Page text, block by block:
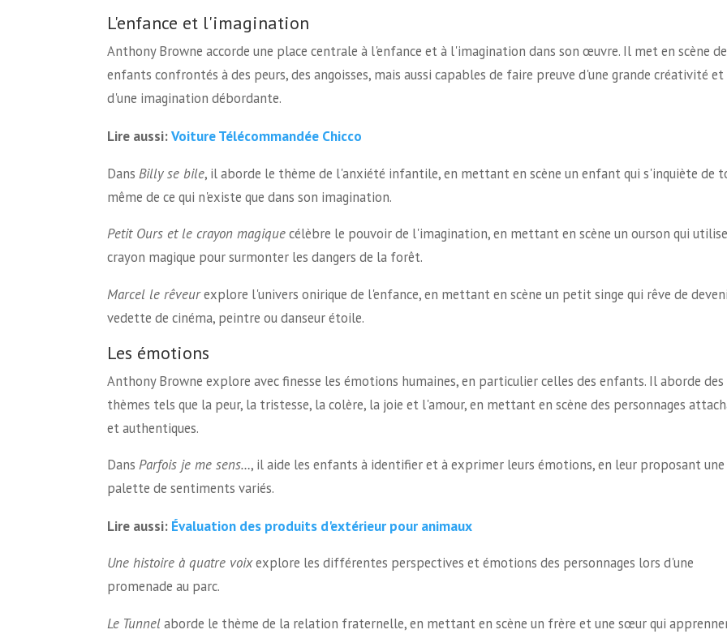
L'enfance et l'imagination
Anthony Browne accorde une place centrale à l'enfance et à l'imagination dans son œuvre. Il met en scène
enfants confrontés à des peurs, des angoisses, mais aussi capables de faire preuve d'une grande créativité et
d'une imagination débordante.
Lire aussi:Voiture Télécommandée Chicco
Dans Billy se bile, il aborde le thème de l'anxiété infantile, en mettant en scène un enfant qui s'inquiète de
même de ce qui n'existe que dans son imagination.
Petit Ours et le crayon magiquecélèbre le pouvoir de l'imagination, en mettant en scène un ourson qui
crayon magique pour surmonter les dangers de la forêt.
Marcel le rêveurexplore l'univers onirique de l'enfance, en mettant en scène un petit singe qui rêve de
vedette de cinéma, peintre ou danseur étoile.
Les émotions
Anthony Browne explore avec finesse les émotions humaines, en particulier celles des enfants. Il aborde des
thèmes tels que la peur, la tristesse, la colère, la joie et l'amour, en mettant en scène des personnages
et authentiques.
Dans Parfois je me sens…, il aide les enfants à identifier et à exprimer leurs émotions, en leur proposant une
palette de sentiments variés.
Lire aussi: Évaluation des produits d'extérieur pour animaux
Une histoire à quatre voixexplore les différentes perspectives et émotions des personnages lors d'une
promenade au parc.
Le Tunnelaborde le thème de la relation fraternelle, en mettant en scène un frère et une sœur qui